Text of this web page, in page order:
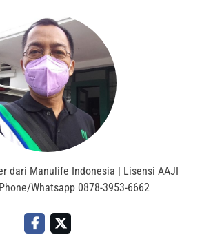
dari Manulife Indonesia | Lisensi AAJI
Whatsapp 0878-3953-6662